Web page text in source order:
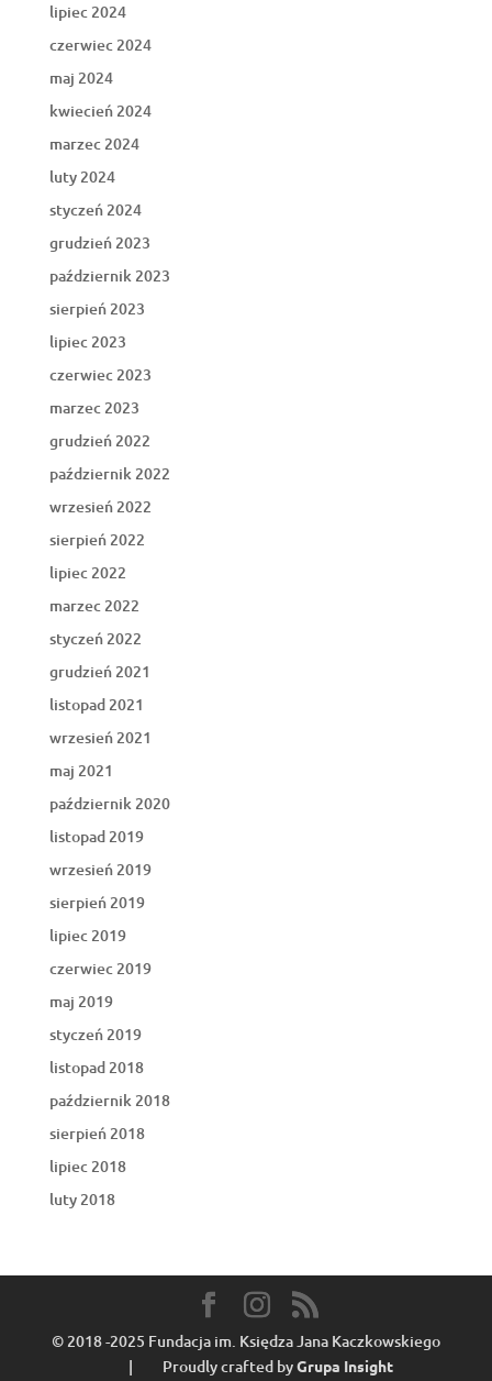
lipiec 2024
czerwiec 2024
maj 2024
kwiecień 2024
marzec 2024
luty 2024
styczeń 2024
grudzień 2023
październik 2023
sierpień 2023
lipiec 2023
czerwiec 2023
marzec 2023
grudzień 2022
październik 2022
wrzesień 2022
sierpień 2022
lipiec 2022
marzec 2022
styczeń 2022
grudzień 2021
listopad 2021
wrzesień 2021
maj 2021
październik 2020
listopad 2019
wrzesień 2019
sierpień 2019
lipiec 2019
czerwiec 2019
maj 2019
styczeń 2019
listopad 2018
październik 2018
sierpień 2018
lipiec 2018
luty 2018
© 2018 -2025 Fundacja im. Księdza Jana Kaczkowskiego
| Proudly crafted byGrupa Insight